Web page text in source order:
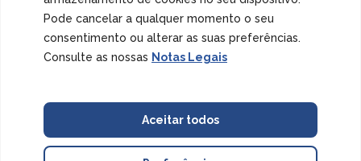
Pode cancelar a qualquer momento o seu
consentimento ou alterar as suas preferências.
Consulte as nossas Notas Legais
Aceitar todos
em vigor.
Óculos de Sol, Graduados e Lentes de Contacto |